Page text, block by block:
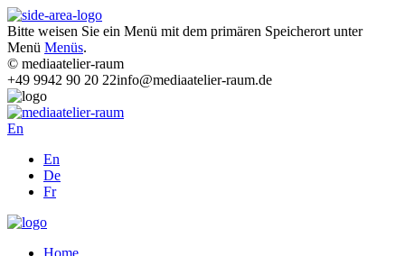
Bitte weisen Sie ein Menü mit dem primären Speicherort unter
Menü Menüs.
© mediaatelier-raum
+49 9942 90 20 22info@mediaatelier-raum.de
En
En
De
Fr
Home